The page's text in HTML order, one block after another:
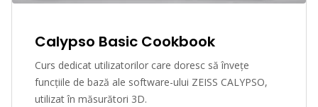
Calypso Basic Cookbook
Curs dedicat utilizatorilor care doresc să învețe
funcțiile de bază ale software-ului ZEISS CALYPSO,
utilizat în măsurători 3D.